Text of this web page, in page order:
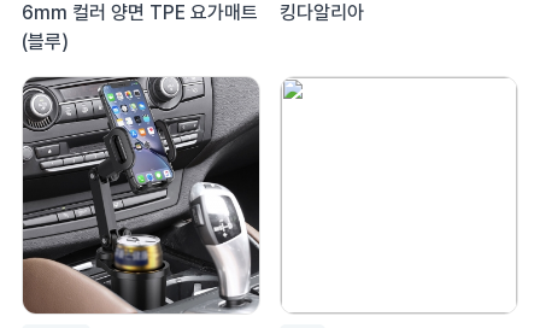
6mm 컬러 양면 TPE 요가매트
(블루)
킹다알리아